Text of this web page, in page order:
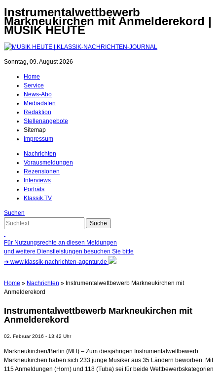
Instrumentalwettbewerb
Markneukirchen mit Anmelderekord |
MUSIK HEUTE
Sonntag, 09. August 2026
Home
Service
News-Abo
Mediadaten
Redaktion
Stellenangebote
Sitemap
Impressum
Nachrichten
Vorausmeldungen
Rezensionen
Interviews
Porträts
Klassik.TV
Suchen
Für Nutzungsrechte an diesen Meldungen
und weitere Dienstleistungen besuchen Sie bitte
➜ www.klassik-nachrichten-agentur.de
Home » Nachrichten » Instrumentalwettbewerb Markneukirchen mit
Anmelderekord
Instrumentalwettbewerb Markneukirchen mit
Anmelderekord
02. Februar 2016 - 13:42 Uhr
Markneukirchen/Berlin (MH) – Zum diesjährigen Instrumentalwettbewerb
Markneukirchen haben sich 233 junge Musiker aus 35 Ländern beworben. Mit
115 Anmeldungen (Horn) und 118 (Tuba) sei für beide Wettbewerbskategorien